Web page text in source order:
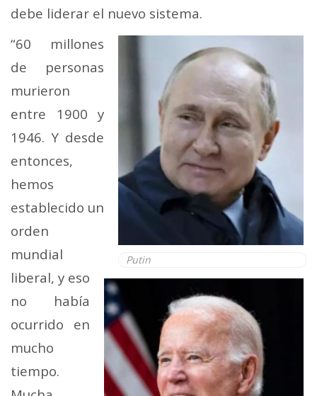
debe liderar el nuevo sistema.
Putin
“60 millones
de personas
murieron
entre 1900 y
1946. Y desde
entonces,
hemos
establecido un
orden
mundial
liberal, y eso
no había
ocurrido en
mucho
tiempo.